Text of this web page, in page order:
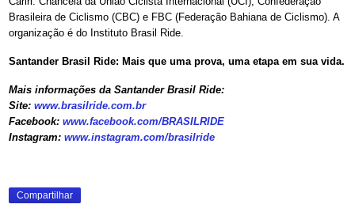
Brasileira de Ciclismo (CBC) e FBC (Federação Bahiana de Ciclismo). A
organização é do Instituto Brasil Ride.
Santander Brasil Ride: Mais que uma prova, uma etapa em sua vida.
Mais informações da Santander Brasil Ride:
Site: www.brasilride.com.br
Facebook: www.facebook.com/BRASILRIDE
Instagram: www.instagram.com/brasilride
Compartilhar